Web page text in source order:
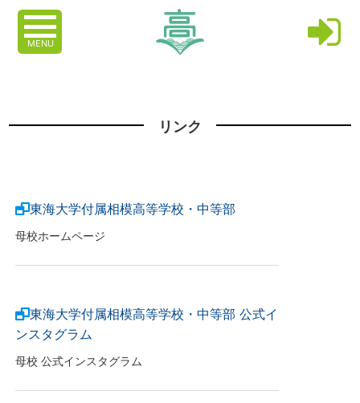
MENU
リンク
東海大学付属相模高等学校・中等部
母校ホームページ
東海大学付属相模高等学校・中等部 公式イ
ンスタグラム
母校 公式インスタグラム